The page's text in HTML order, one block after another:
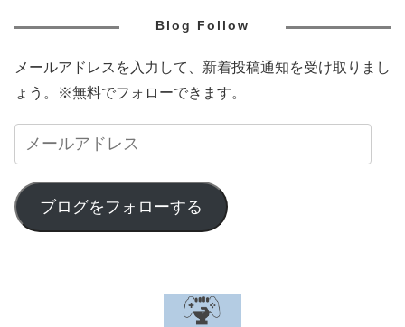
Blog Follow
メールアドレスを入力して、新着投稿通知を受け取りまし
ょう。※無料でフォローできます。
ブログをフォローする